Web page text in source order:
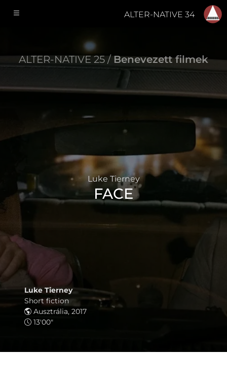
ALTER-NATIVE 34
ALTER-NATIVE 25 /Benevezett filmek
Luke Tierney
FACE
Luke Tierney
Short fiction
Ausztrália, 2017
13'00"